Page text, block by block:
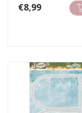
€8,99